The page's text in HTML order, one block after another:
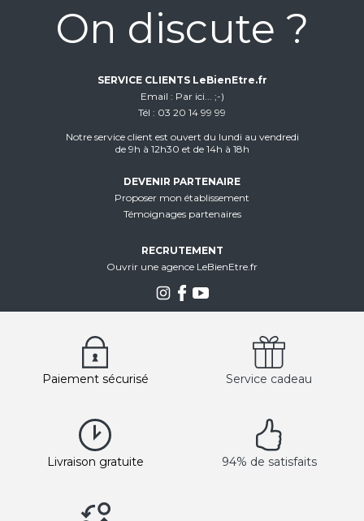
On discute ?
SERVICE CLIENTS LeBienEtre.fr
Email
Par ici... ;-)
Tél
03 20 14 99 99
Notre service client est ouvert du lundi au vendredi
de 9h à 12h30 et de 14h à 18h
DEVENIR PARTENAIRE
Proposer mon établissement
Témoignages partenaires
RECRUTEMENT
Ouvrir une agence LeBienEtre.fr
Paiement sécurisé Service cadeau
Livraison gratuite 94% de satisfaits